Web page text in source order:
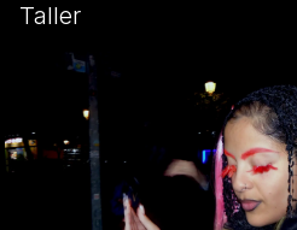
Taller